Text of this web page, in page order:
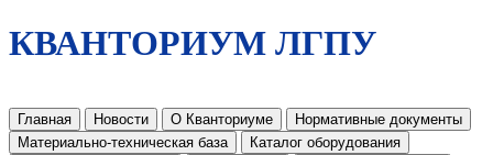
КВАНТОРИУМ ЛГПУ
Главная Новости О Кванториуме
Нормативные документы
Материально-техническая база
Каталог оборудования